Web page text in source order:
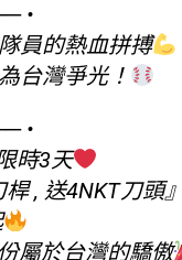
•
員的熱血拼搏
台灣爭光！
•
時3天
桿 , 送4NKT刀頭
屬於台灣的驕傲